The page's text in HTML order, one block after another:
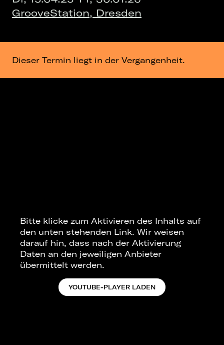
GrooveStation, Dresden
Dieser Termin liegt in der Vergangenheit.
Bitte klicke zum Aktivieren des Inhalts auf
den unten stehenden Link. Wir weisen
darauf hin, dass nach der Aktivierung
Daten an den jeweiligen Anbieter
übermittelt werden.
YOUTUBE-PLAYER LADEN